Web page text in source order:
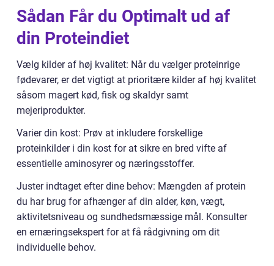
Sådan Får du Optimalt ud af
din Proteindiet
Vælg kilder af høj kvalitet: Når du vælger proteinrige
fødevarer, er det vigtigt at prioritære kilder af høj kvalitet
såsom magert kød, fisk og skaldyr samt
mejeriprodukter.
Varier din kost: Prøv at inkludere forskellige
proteinkilder i din kost for at sikre en bred vifte af
essentielle aminosyrer og næringsstoffer.
Juster indtaget efter dine behov: Mængden af protein
du har brug for afhænger af din alder, køn, vægt,
aktivitetsniveau og sundhedsmæssige mål. Konsulter
en ernæringsekspert for at få rådgivning om dit
individuelle behov.